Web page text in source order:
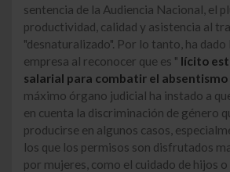
sentencia de la Audiencia Nacional, el
productividad, calidad y asistencia al
"desnaturalizado". Por lo tanto, ha dado
empresa al reconocer que es " lícito
salarial para combatir el absentismo
máximo órgano judicial ha instado a
en cuenta la discriminación de género
producirse en algunos casos,
los que los permisos son disfrutados
por mujeres, como el cuidado de hijos